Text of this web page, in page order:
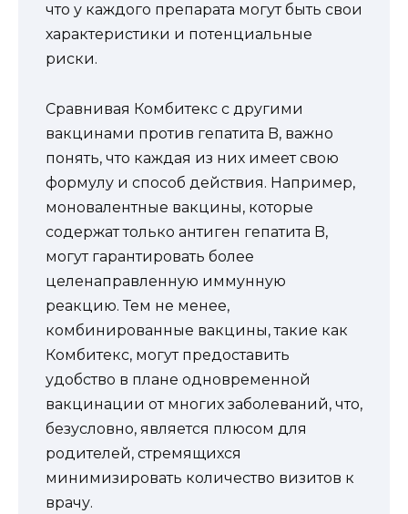
что у каждого препарата могут быть свои
характеристики и потенциальные
риски.
Сравнивая Комбитекс с другими
вакцинами против гепатита B, важно
понять, что каждая из них имеет свою
формулу и способ действия. Например,
моновалентные вакцины, которые
содержат только антиген гепатита B,
могут гарантировать более
целенаправленную иммунную
реакцию. Тем не менее,
комбинированные вакцины, такие как
Комбитекс, могут предоставить
удобство в плане одновременной
вакцинации от многих заболеваний, что,
безусловно, является плюсом для
родителей, стремящихся
минимизировать количество визитов к
врачу.